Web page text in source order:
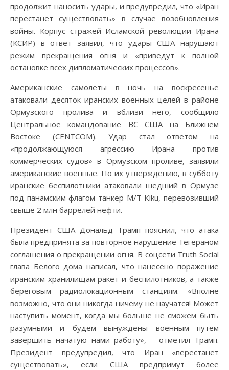
продолжит наносить удары, и предупредил, что «Иран
перестанет существовать» в случае возобновления
войны. Корпус стражей Исламской революции Ирана
(КСИР) в ответ заявил, что удары США нарушают
режим прекращения огня и «приведут к полной
остановке всех дипломатических процессов».
Американские самолеты в ночь на воскресенье
атаковали десяток иранских военных целей в районе
Ормузского пролива и вблизи него, сообщило
Центральное командование ВС США на Ближнем
Востоке (CENTCOM). Удар стал ответом на
«продолжающуюся агрессию Ирана против
коммерческих судов» в Ормузском проливе, заявили
американские военные. По их утверждению, в субботу
иранские беспилотники атаковали шедший в Ормузе
под панамским флагом танкер M/T Kiku, перевозивший
свыше 2 млн баррелей нефти.
Президент США Дональд Трамп пояснил, что атака
была предпринята за повторное нарушение Тегераном
соглашения о прекращении огня. В соцсети Truth Social
глава Белого дома написал, что нанесено поражение
иранским хранилищам ракет и беспилотников, а также
береговым радиолокационным станциям. «Вполне
возможно, что они никогда ничему не научатся! Может
наступить момент, когда мы больше не сможем быть
разумными и будем вынуждены военным путем
завершить начатую нами работу», – отметил Трамп.
Президент предупредил, что Иран «перестанет
существовать», если США предпримут более